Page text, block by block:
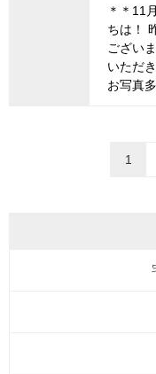
＊＊11
ちは！
ござい
いただ
お写真
1